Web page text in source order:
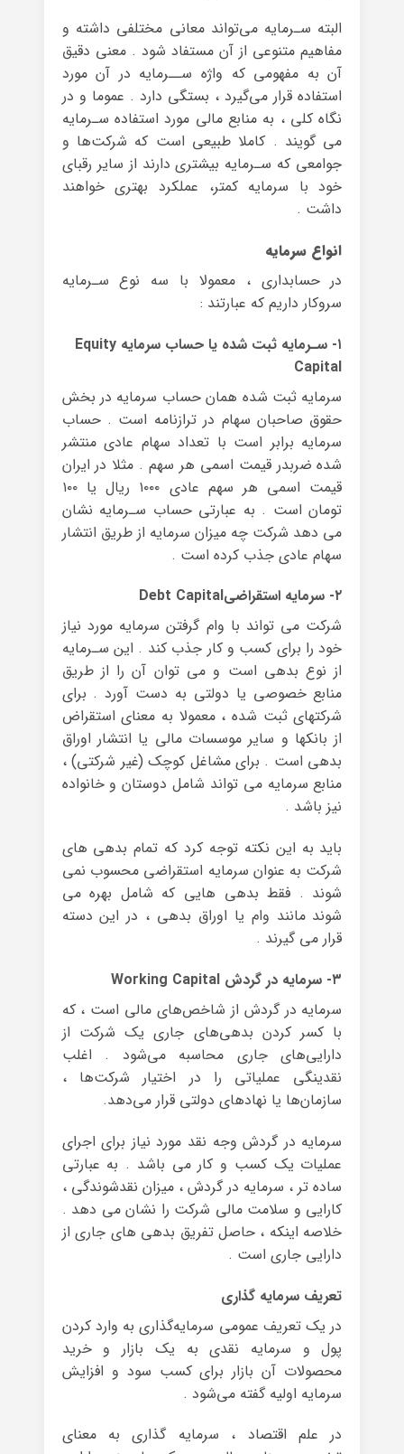
البته سـرمایه می‌تواند معانی مختلفی داشته و
مفاهیم متنوعی از آن مستفاد شود . معنی دقیق
آن به مفهومی که واژه ســرمایه در آن مورد
استفاده قرار می‌گیرد ، بستگی دارد . عموما و در
نگاه کلی ، به منابع مالی مورد استفاده سـرمایه
می گویند . کاملا طبیعی است که شرکت‌ها و
جوامعی که سـرمایه بیشتری دارند از سایر رقبای
خود با سرمایه کمتر، عملکرد بهتری خواهند
داشت .
انواع سرمایه
در حسابداری ، معمولا با سه نوع سـرمایه
سروکار داریم که عبارتند :
۱- سـرمایه ثبت شده یا حساب سرمایه Equity
Capital
سرمایه ثبت شده همان حساب سرمایه در بخش
حقوق صاحبان سهام در ترازنامه است . حساب
سرمایه برابر است با تعداد سهام عادی منتشر
شده ضربدر قیمت اسمی هر سهم . مثلا در ایران
قیمت اسمی هر سهم عادی ۱۰۰۰ ریال یا ۱۰۰
تومان است . به عبارتی حساب سـرمایه نشان
می دهد شرکت چه میزان سرمایه از طریق انتشار
سهام عادی جذب کرده است .
۲- سرمایه استقراضیDebt Capital
شرکت می تواند با وام گرفتن سرمایه مورد نیاز
خود را برای کسب و کار جذب کند . این سـرمایه
از نوع بدهی است و می توان آن را از طریق
منابع خصوصی یا دولتی به دست آورد . برای
شرکتهای ثبت شده ، معمولا به معنای استقراض
از بانکها و سایر موسسات مالی یا انتشار اوراق
بدهی است . برای مشاغل کوچک (غیر شرکتی) ،
منابع سرمایه می تواند شامل دوستان و خانواده
نیز باشد .
باید به این نکته توجه کرد که تمام بدهی های
شرکت به عنوان سرمایه استقراضی محسوب نمی
شوند . فقط بدهی هایی که شامل بهره می
شوند مانند وام یا اوراق بدهی ، در این دسته
قرار می گیرند .
۳- سرمایه در گردش Working Capital
سرمایه در گردش از شاخص‌های مالی است ، که
با کسر کردن بدهی‌های جاری یک شرکت از
دارایی‌های جاری محاسبه می‌شود . اغلب
نقدینگی عملیاتی را در اختیار شرکت‌ها ،
سازمان‌ها یا نهادهای دولتی قرار می‌دهد.
سرمایه در گردش وجه نقد مورد نیاز برای اجرای
عملیات یک کسب و کار می باشد . به عبارتی
ساده تر ، سرمایه در گردش ، میزان نقدشوندگی ،
کارایی و سلامت مالی شرکت را نشان می دهد .
خلاصه اینکه ، حاصل تفریق بدهی های جاری از
دارایی جاری است .
تعریف سرمایه گذاری
در یک تعریف عمومی سرمایه‌گذاری به وارد کردن
پول و سرمایه نقدی به یک بازار و خرید
محصولات آن بازار برای کسب سود و افزایش
سرمایه اولیه گفته می‌شود .
در علم اقتصاد ، سرمایه گذاری به معنای